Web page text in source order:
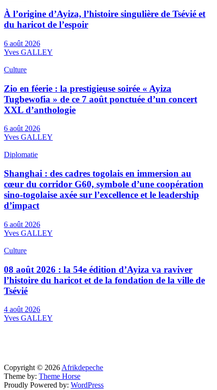
À l’origine d’Ayiza, l’histoire singulière de Tsévié et
du haricot de l’espoir
6 août 2026
Yves GALLEY
Culture
Zio en féerie : la prestigieuse soirée « Ayiza
Tugbewofia » de ce 7 août ponctuée d’un concert
XXL d’anthologie
6 août 2026
Yves GALLEY
Diplomatie
Shanghai : des cadres togolais en immersion au
cœur du corridor G60, symbole d’une coopération
sino-togolaise axée sur l’excellence et le leadership
d’impact
6 août 2026
Yves GALLEY
Culture
08 août 2026 : la 54e édition d’Ayiza va raviver
l’histoire du haricot et de la fondation de la ville de
Tsévié
4 août 2026
Yves GALLEY
Copyright © 2026 Afrikdepeche
Theme by: Theme Horse
Proudly Powered by: WordPress